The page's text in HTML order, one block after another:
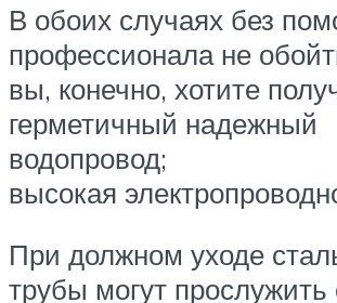
В обоих случаях без
профессионала не
вы, конечно, хотите
герметичный надежный
водопровод;
высокая
При должном уходе
трубы могут прослужить